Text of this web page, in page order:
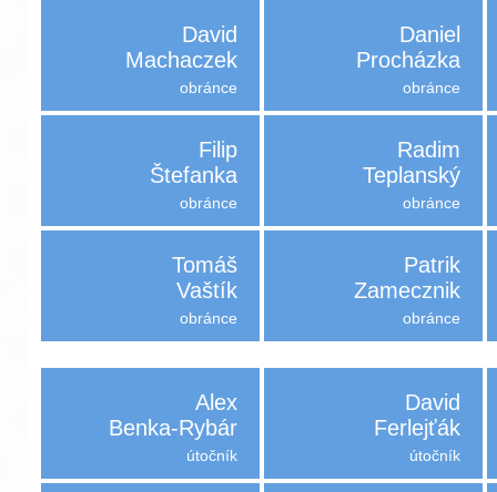
David
Machaczek
obránce
Daniel
Procházka
obránce
Filip
Štefanka
obránce
Radim
Teplanský
obránce
Tomáš
Vaštík
obránce
Patrik
Zamecznik
obránce
Alex
Benka-Rybár
útočník
David
Ferlejťák
útočník